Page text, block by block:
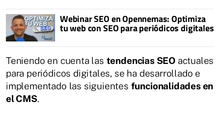
Webinar SEO en Opennemas: Optimiza
tu web con SEO para periódicos digitales
Teniendo en cuenta las tendencias SEOactuales
para periódicos digitales, se ha desarrollado e
implementado las siguientes funcionalidades en
el CMS.